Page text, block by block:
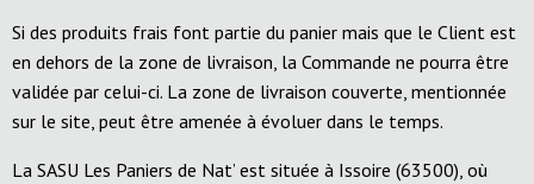
Si des produits frais font partie du panier mais que le Client est
en dehors de la zone de livraison, la Commande ne pourra être
validée par celui-ci. La zone de livraison couverte, mentionnée
sur le site, peut être amenée à évoluer dans le temps.
La SASU Les Paniers de Nat’ est située à Issoire (63500), où